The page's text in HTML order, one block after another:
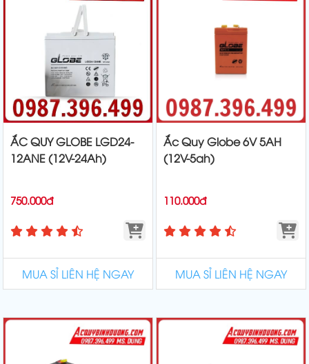
ẮC QUY GLOBE LGD24-
12ANE (12V-24Ah)
750.000đ
MUA SỈ LIÊN HỆ NGAY
Ắc Quy Globe 6V 5AH
(12V-5ah)
110.000đ
MUA SỈ LIÊN HỆ NGAY